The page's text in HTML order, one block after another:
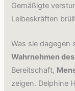
Gemäßigte
Leibeskräften
Was sie dagegen
Wahrnehmen
Bereitschaft,
zeigen. Delphine